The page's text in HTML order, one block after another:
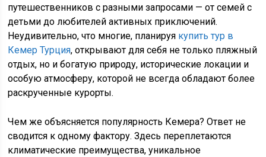
путешественников с разными запросами — от семей с
детьми до любителей активных приключений.
Неудивительно, что многие, планируя купить тур в
Кемер Турция, открывают для себя не только пляжный
отдых, но и богатую природу, исторические локации и
особую атмосферу, которой не всегда обладают более
раскрученные курорты.
Чем же объясняется популярность Кемера? Ответ не
сводится к одному фактору. Здесь переплетаются
климатические преимущества, уникальное